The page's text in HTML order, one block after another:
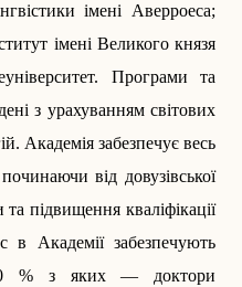
імені Аверроеса;
імені Великого князя
Програми та
з урахуванням світових
Академія забезпечує весь
від довузівської
підвищення кваліфікації
в Академії забезпечують
% з яких — доктори